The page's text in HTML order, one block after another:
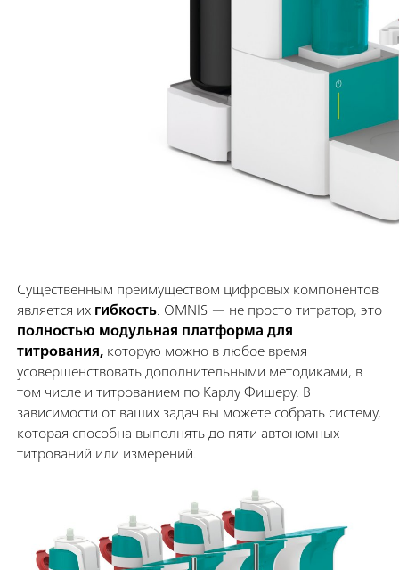
Существенным преимуществом цифровых компонентов
является ихгибкость. OMNIS — не просто титратор, это
полностью модульная платформа для
титрования,которую можно в любое время
усовершенствовать дополнительными методиками, в
том числе и титрованием по Карлу Фишеру. В
зависимости от ваших задач вы можете собрать систему,
которая способна выполнять до пяти автономных
титрований или измерений.